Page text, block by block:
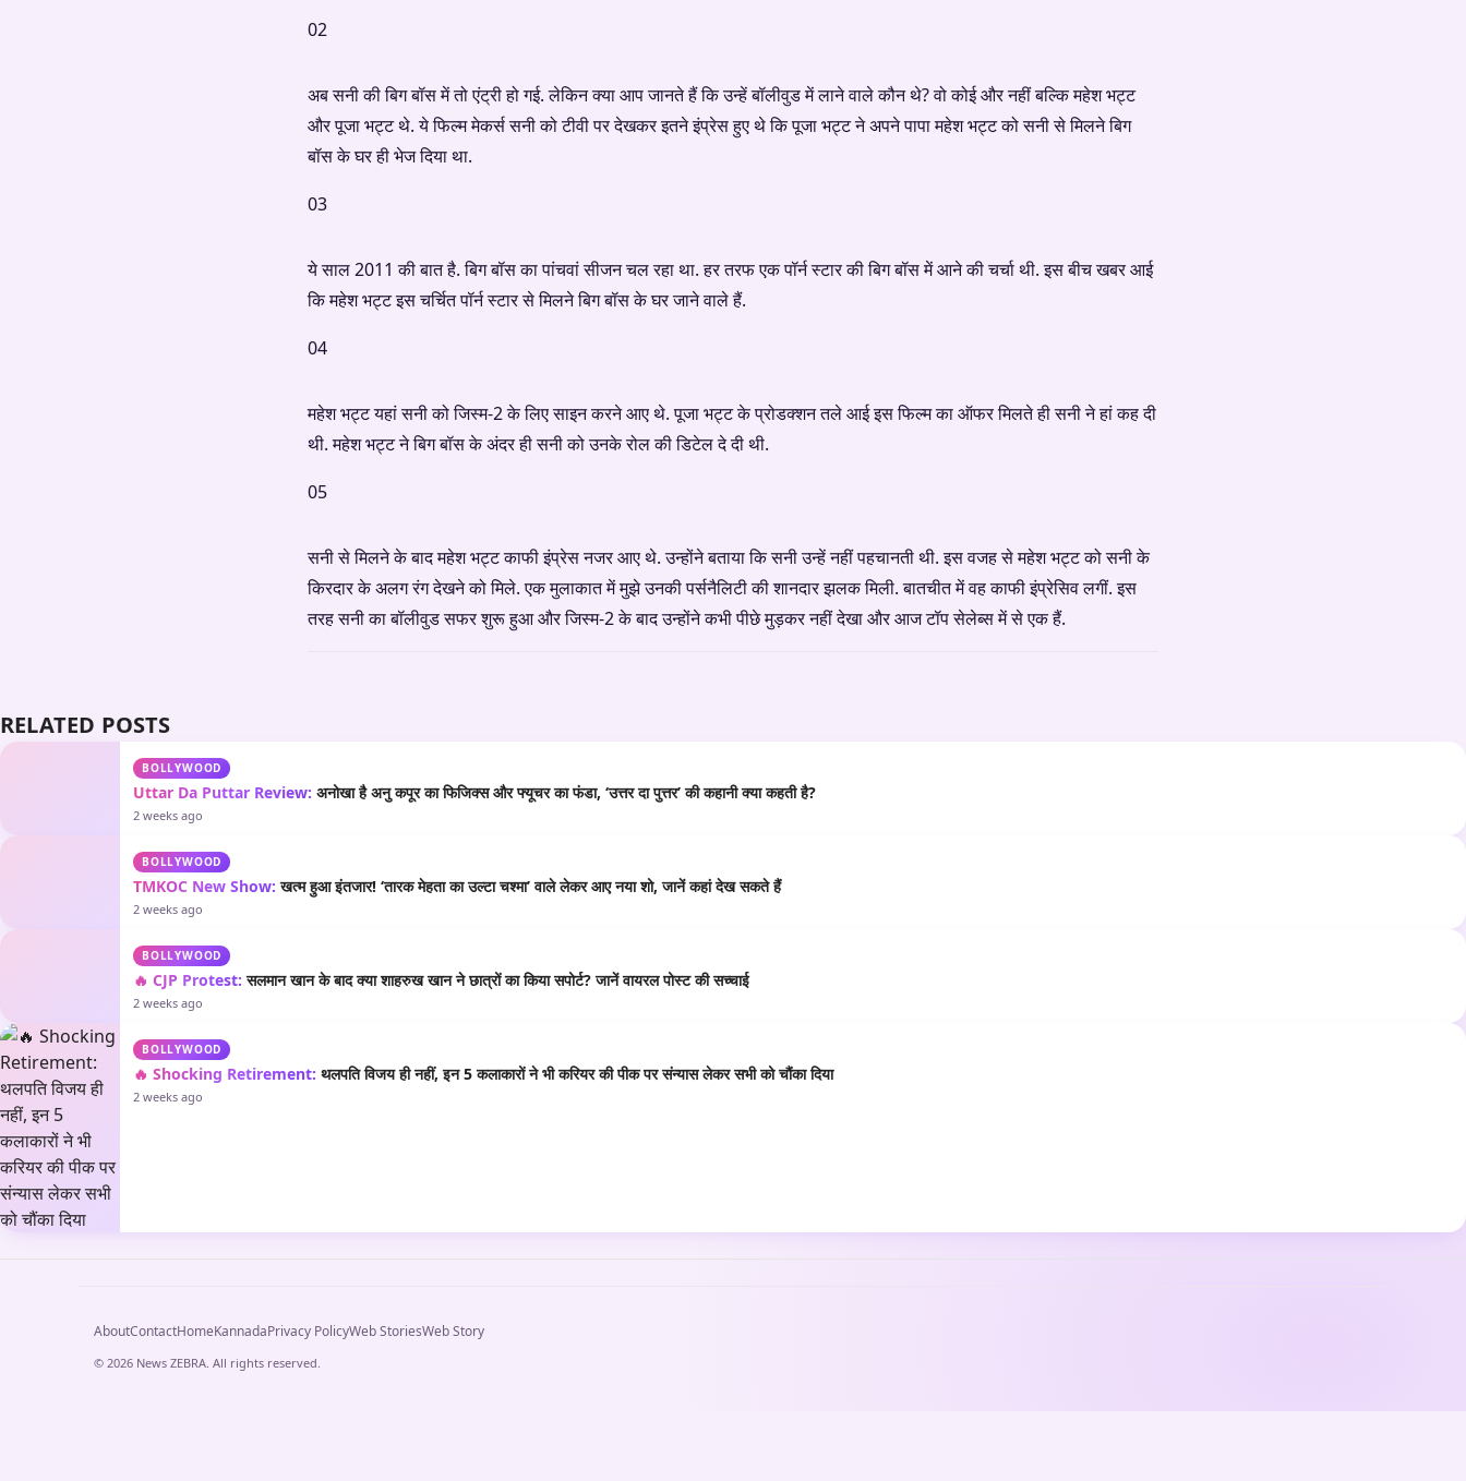
02
अब सनी की बिग बॉस में तो एंट्री हो गई. लेकिन क्या आप जानते हैं कि उन्हें बॉलीवुड में लाने वाले कौन थे? वो कोई और नहीं बल्कि महेश भट्ट
और पूजा भट्ट थे. ये फिल्म मेकर्स सनी को टीवी पर देखकर इतने इंप्रेस हुए थे कि पूजा भट्ट ने अपने पापा महेश भट्ट को सनी से मिलने बिग
बॉस के घर ही भेज दिया था.
03
ये साल 2011 की बात है. बिग बॉस का पांचवां सीजन चल रहा था. हर तरफ एक पॉर्न स्टार की बिग बॉस में आने की चर्चा थी. इस बीच खबर आई
कि महेश भट्ट इस चर्चित पॉर्न स्टार से मिलने बिग बॉस के घर जाने वाले हैं.
04
महेश भट्ट यहां सनी को जिस्म-2 के लिए साइन करने आए थे. पूजा भट्ट के प्रोडक्शन तले आई इस फिल्म का ऑफर मिलते ही सनी ने हां कह दी
थी. महेश भट्ट ने बिग बॉस के अंदर ही सनी को उनके रोल की डिटेल दे दी थी.
05
सनी से मिलने के बाद महेश भट्ट काफी इंप्रेस नजर आए थे. उन्होंने बताया कि सनी उन्हें नहीं पहचानती थी. इस वजह से महेश भट्ट को सनी के
किरदार के अलग रंग देखने को मिले. एक मुलाकात में मुझे उनकी पर्सनैलिटी की शानदार झलक मिली. बातचीत में वह काफी इंप्रेसिव लगीं. इस
तरह सनी का बॉलीवुड सफर शुरू हुआ और जिस्म-2 के बाद उन्होंने कभी पीछे मुड़कर नहीं देखा और आज टॉप सेलेब्स में से एक हैं.
RELATED POSTS
BOLLYWOOD
Uttar Da Puttar Review: अनोखा है अनु कपूर का फिजिक्स और फ्यूचर का फंडा, ‘उत्तर दा पुत्तर’ की कहानी क्या कहती है?
2 weeks ago
BOLLYWOOD
TMKOC New Show: खत्म हुआ इंतजार! ‘तारक मेहता का उल्टा चश्मा’ वाले लेकर आए नया शो, जानें कहां देख सकते हैं
2 weeks ago
BOLLYWOOD
🔥 CJP Protest: सलमान खान के बाद क्या शाहरुख खान ने छात्रों का किया सपोर्ट? जानें वायरल पोस्ट की सच्चाई
2 weeks ago
BOLLYWOOD
🔥 Shocking Retirement: थलपति विजय ही नहीं, इन 5 कलाकारों ने भी करियर की पीक पर संन्यास लेकर सभी को चौंका दिया
2 weeks ago
AboutContactHomeKannadaPrivacy PolicyWeb StoriesWeb Story
© 2026 News ZEBRA. All rights reserved.